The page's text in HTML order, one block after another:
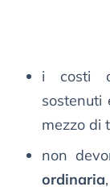
i costi
sostenuti
mezzo di
non
ordinaria